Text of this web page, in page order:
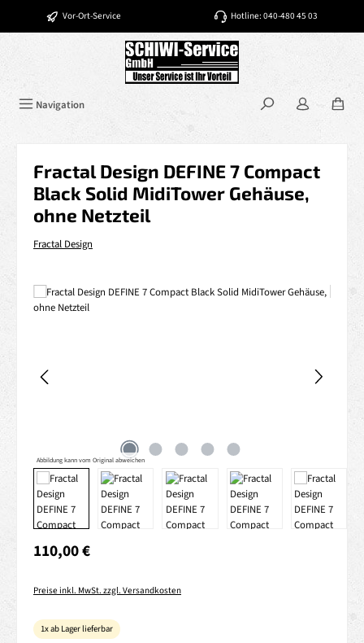
Zum Hauptinhalt springen
Vor-Ort-Service Hotline: 040-480 45 03
Navigation
Fractal Design DEFINE 7 Compact
Black Solid MidiTower Gehäuse,
ohne Netzteil
Fractal Design
Bildergalerie überspringen
Abbildung kann vom Original abweichen
Regulärer Preis:
110,00 €
Preise inkl. MwSt. zzgl. Versandkosten
1x ab Lager lieferbar